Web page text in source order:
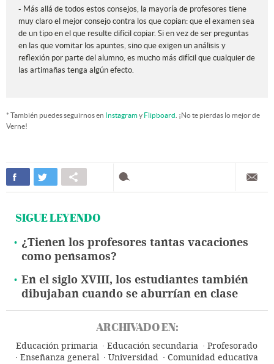
- Más allá de todos estos consejos, la mayoría de profesores tiene
muy claro el mejor consejo contra los que copian: que el examen sea
de un tipo en el que resulte difícil copiar. Si en vez de ser preguntas
en las que vomitar los apuntes, sino que exigen un análisis y
reflexión por parte del alumno, es mucho más difícil que cualquier de
las artimañas tenga algún efecto.
* También puedes seguirnos en Instagramy Flipboard . ¡No te pierdas lo mejor de
Verne!
SIGUE LEYENDO
¿Tienen los profesores tantas vacaciones
como pensamos?
En el siglo XVIII, los estudiantes también
dibujaban cuando se aburrían en clase
ARCHIVADO EN:
Educación primaria Educación secundaria
Profesorado
Enseñanza general
Universidad
Comunidad educativa